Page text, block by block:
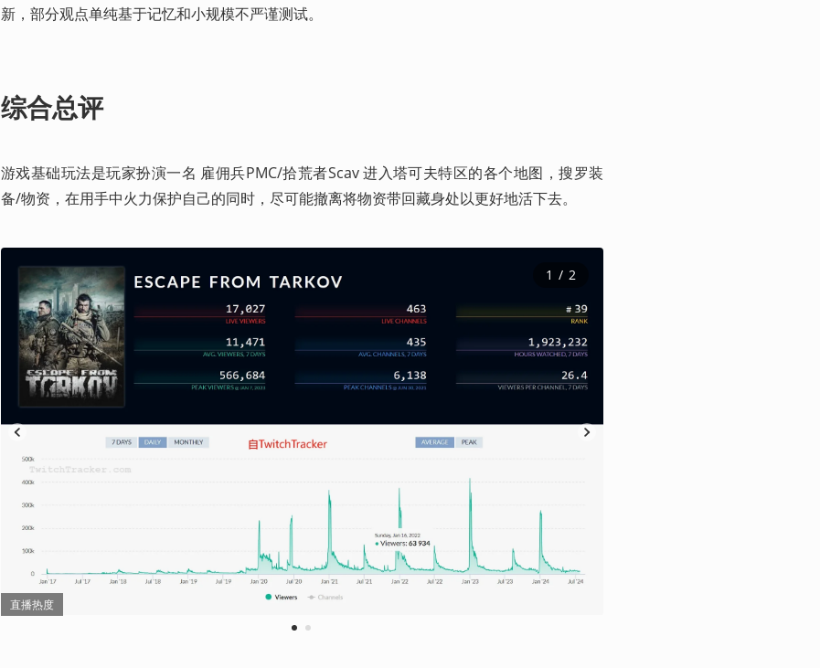
新，部分观点单纯基于记忆和小规模不严谨测试。
综合总评
游戏基础玩法是玩家扮演一名 雇佣兵PMC/拾荒者Scav 进入塔可夫特区的各个地图，搜罗装
备/物资，在用手中火力保护自己的同时，尽可能撤离将物资带回藏身处以更好地活下去。
直播热度
1 2
1 / 2